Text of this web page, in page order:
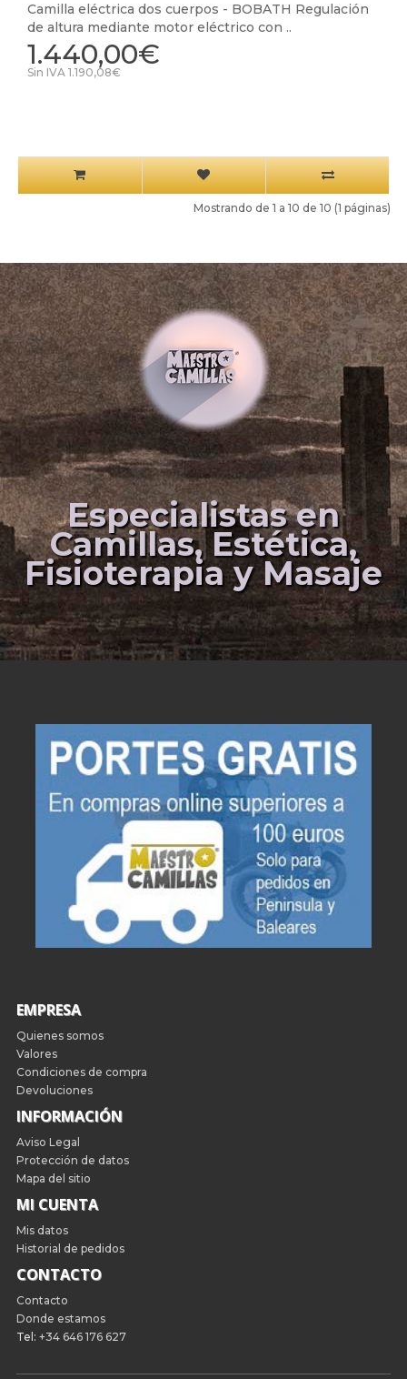
Camilla eléctrica dos cuerpos - BOBATH Regulación
de altura mediante motor eléctrico con ..
1.440,00€
Sin IVA 1.190,08€
Mostrando de 1 a 10 de 10 (1 páginas)
Especialistas en
Camillas, Estética,
Fisioterapia y Masaje
EMPRESA
Quienes somos
Valores
Condiciones de compra
Devoluciones
INFORMACIÓN
Aviso Legal
Protección de datos
Mapa del sitio
MI CUENTA
Mis datos
Historial de pedidos
CONTACTO
Contacto
Donde estamos
Tel: +34 646 176 627